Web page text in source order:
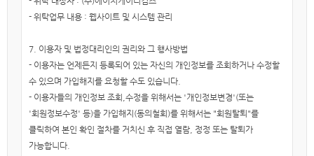
- 위탁업무 내용 : 웹사이트 및 시스템 관리
7. 이용자 및 법정대리인의 권리와 그 행사방법
- 이용자는 언제든지 등록되어 있는 자신의 개인정보를 조회하거나 수정할
수 있으며 가입해지를 요청할 수도 있습니다.
- 이용자들의 개인정보 조회,수정을 위해서는 '개인정보변경'(또는
'회원정보수정' 등)을 가입해지(동의철회)를 위해서는 "회원탈퇴"를
클릭하여 본인 확인 절차를 거치신 후 직접 열람, 정정 또는 탈퇴가
가능합니다.